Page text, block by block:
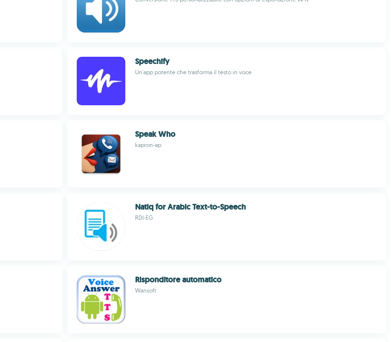
Speechify
Un'app potente che trasforma il testo in voce
Speak Who
kapron-ap
Natiq for Arabic Text-to-Speech
RDI-EG
Risponditore automatico
Wansoft